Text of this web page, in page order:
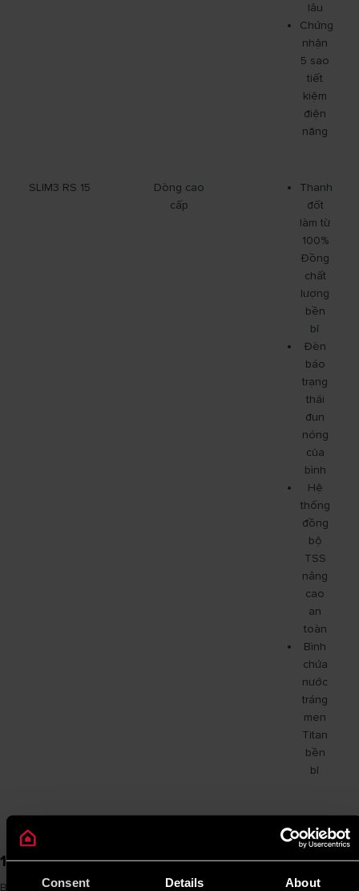
Consent Details About
lâu
Chứng
nhận
5 sao
tiết
kiệm
điện
năng
SLIM3 RS 15
Dòng cao
cấp
Thanh
đốt
làm từ
100%
Đồng
chất
lượng
bền
bỉ
Đèn
báo
trạng
thái
đun
nóng
của
bình
Hệ
thống
đồng
bộ
TSS
nâng
cao
an
toàn
Bình
chứa
nước
tráng
men
Titan
bền
bỉ
1.1. ANDRIS3 LUX 15
Bình nóng lạnh Ariston 15L Andris3 Lux là mảnh ghép hoàn hảo cho